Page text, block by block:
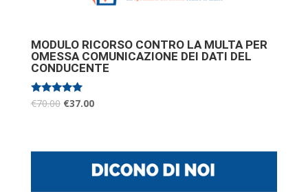
MODULO RICORSO CONTRO LA MULTA PER
OMESSA COMUNICAZIONE DEI DATI DEL
CONDUCENTE
Valutato
€70.00 €37.00